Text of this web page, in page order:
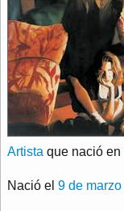
Artista que nació en
Nació el 9 de marzo